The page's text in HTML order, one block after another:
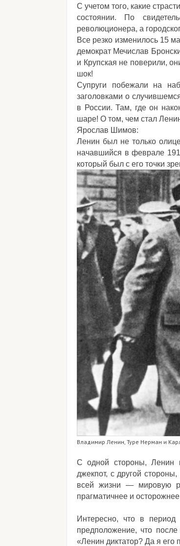
С учетом того, какие
состоянии. По
революционера, а
Все резко изменилось 15
демократ Мечислав
и Крупская не поверили,
шок!
Супруги побежали на
заголовками о
в России. Там, где он
шаре! О том, чем стал
Ярослав Шимов:
Ленин был не только
начавшийся в феврале
который был с его точки
Владимир Ленин, Туре Нерман и
С одной стороны, Ленин
джекпот, с другой
всей жизни — мировую
прагматичнее и
Интересно, что в
предположение, что
«Ленин диктатор? Да я его